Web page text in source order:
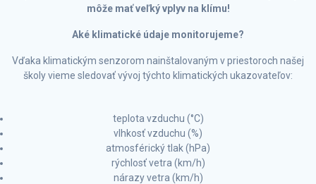
môže mať veľký vplyv na klímu!
Aké klimatické údaje monitorujeme?
Vďaka klimatickým senzorom nainštalovaným v priestoroch našej
školy vieme sledovať vývoj týchto klimatických ukazovateľov:
teplota vzduchu (°C)
vlhkosť vzduchu (%)
atmosférický tlak (hPa)
rýchlosť vetra (km/h)
nárazy vetra (km/h)